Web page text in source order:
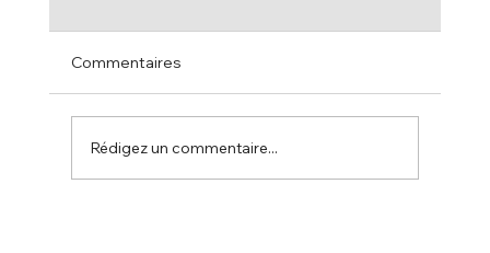
Commentaires
Rédigez un commentaire...